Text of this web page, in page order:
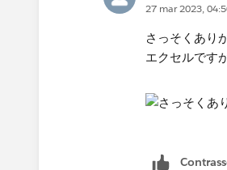
27 mar 2023,
さっそくあり
エクセルです